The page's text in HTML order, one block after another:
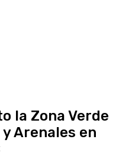
la Zona Verde
Arenales en